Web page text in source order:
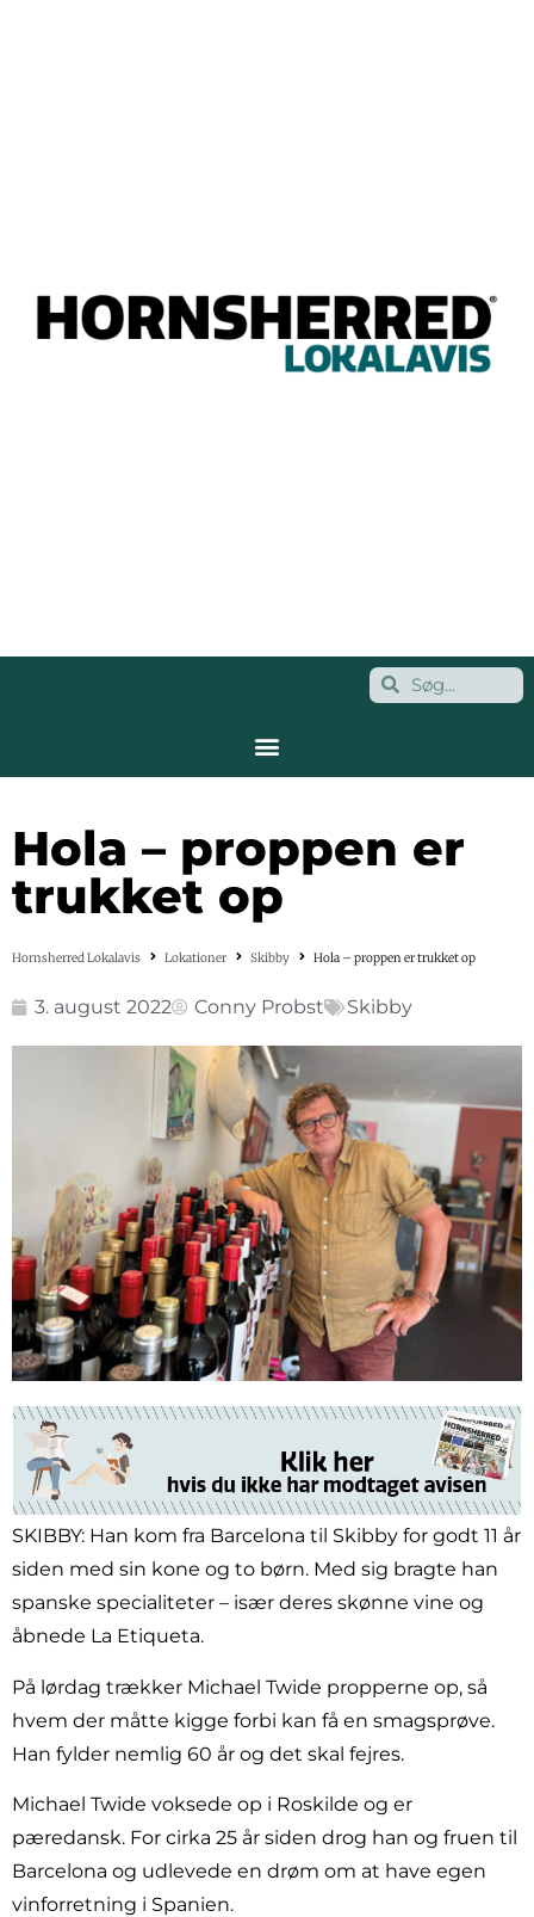
Hola – proppen er
trukket op
Hornsherred Lokalavis Lokationer Skibby Hola – proppen er trukket op
3. august 2022 Conny Probst Skibby
SKIBBY: Han kom fra Barcelona til Skibby for godt 11 år
siden med sin kone og to børn. Med sig bragte han
spanske specialiteter – især deres skønne vine og
åbnede La Etiqueta.
På lørdag trækker Michael Twide propperne op, så
hvem der måtte kigge forbi kan få en smagsprøve.
Han fylder nemlig 60 år og det skal fejres.
Michael Twide voksede op i Roskilde og er
pæredansk. For cirka 25 år siden drog han og fruen til
Barcelona og udlevede en drøm om at have egen
vinforretning i Spanien.